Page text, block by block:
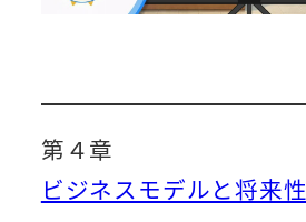
第４章
ビジネスモデルと将来性